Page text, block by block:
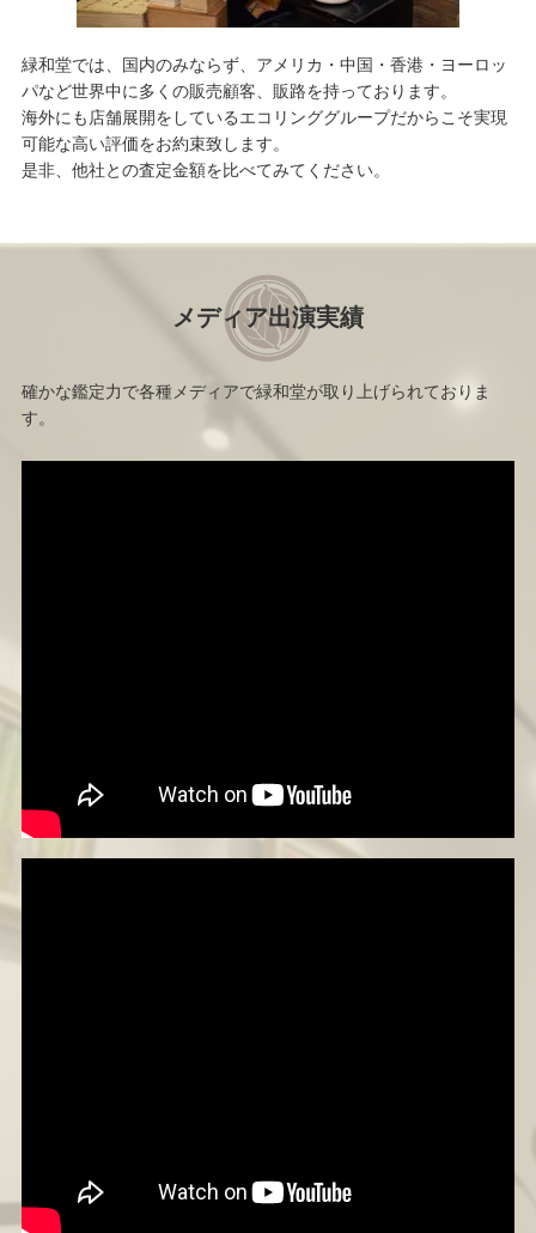
緑和堂では、国内のみならず、アメリカ・中国・香港・ヨーロッ
パなど世界中に多くの販売顧客、販路を持っております。
海外にも店舗展開をしているエコリンググループだからこそ実現
可能な高い評価をお約束致します。
是非、他社との査定金額を比べてみてください。
メディア出演実績
確かな鑑定力で各種メディアで緑和堂が取り上げられておりま
す。